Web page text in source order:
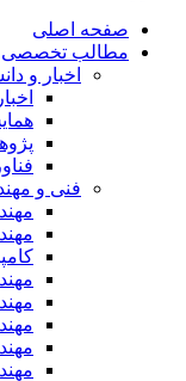
صفحه اصلی
مطالب تخصصی
اخبار و دانشگاه
اخبار و
همایش
پژوهش
فناوری
فنی و مهندسی
مهندسی
مهندسی